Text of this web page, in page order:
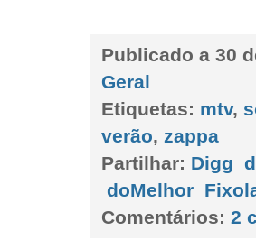
Publicado a 30
Geral
Etiquetas: mtv,
verão, zappa
Partilhar: Digg
doMelhor
Comentários: 2